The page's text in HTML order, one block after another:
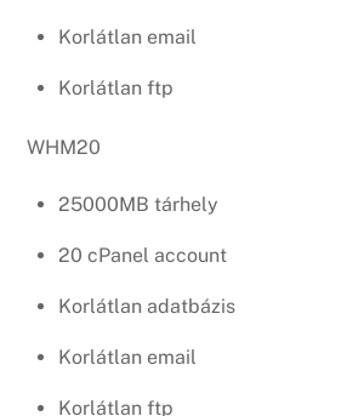
Korlátlan email
Korlátlan ftp
WHM20
25000MB tárhely
20 cPanel account
Korlátlan adatbázis
Korlátlan email
Korlátlan ftp